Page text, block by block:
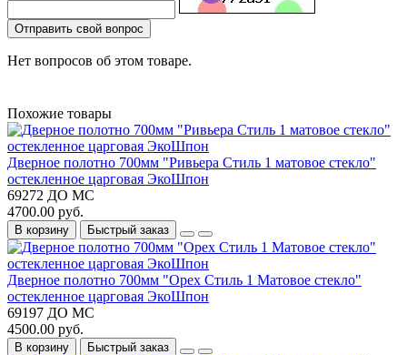
Отправить свой вопрос
Нет вопросов об этом товаре.
Похожие товары
Дверное полотно 700мм "Ривьера Стиль 1 матовое стекло"
остекленное царговая ЭкоШпон
69272 ДО МС
4700.00 руб.
В корзину Быстрый заказ
Дверное полотно 700мм "Орех Стиль 1 Матовое стекло"
остекленное царговая ЭкоШпон
69197 ДО МС
4500.00 руб.
В корзину Быстрый заказ